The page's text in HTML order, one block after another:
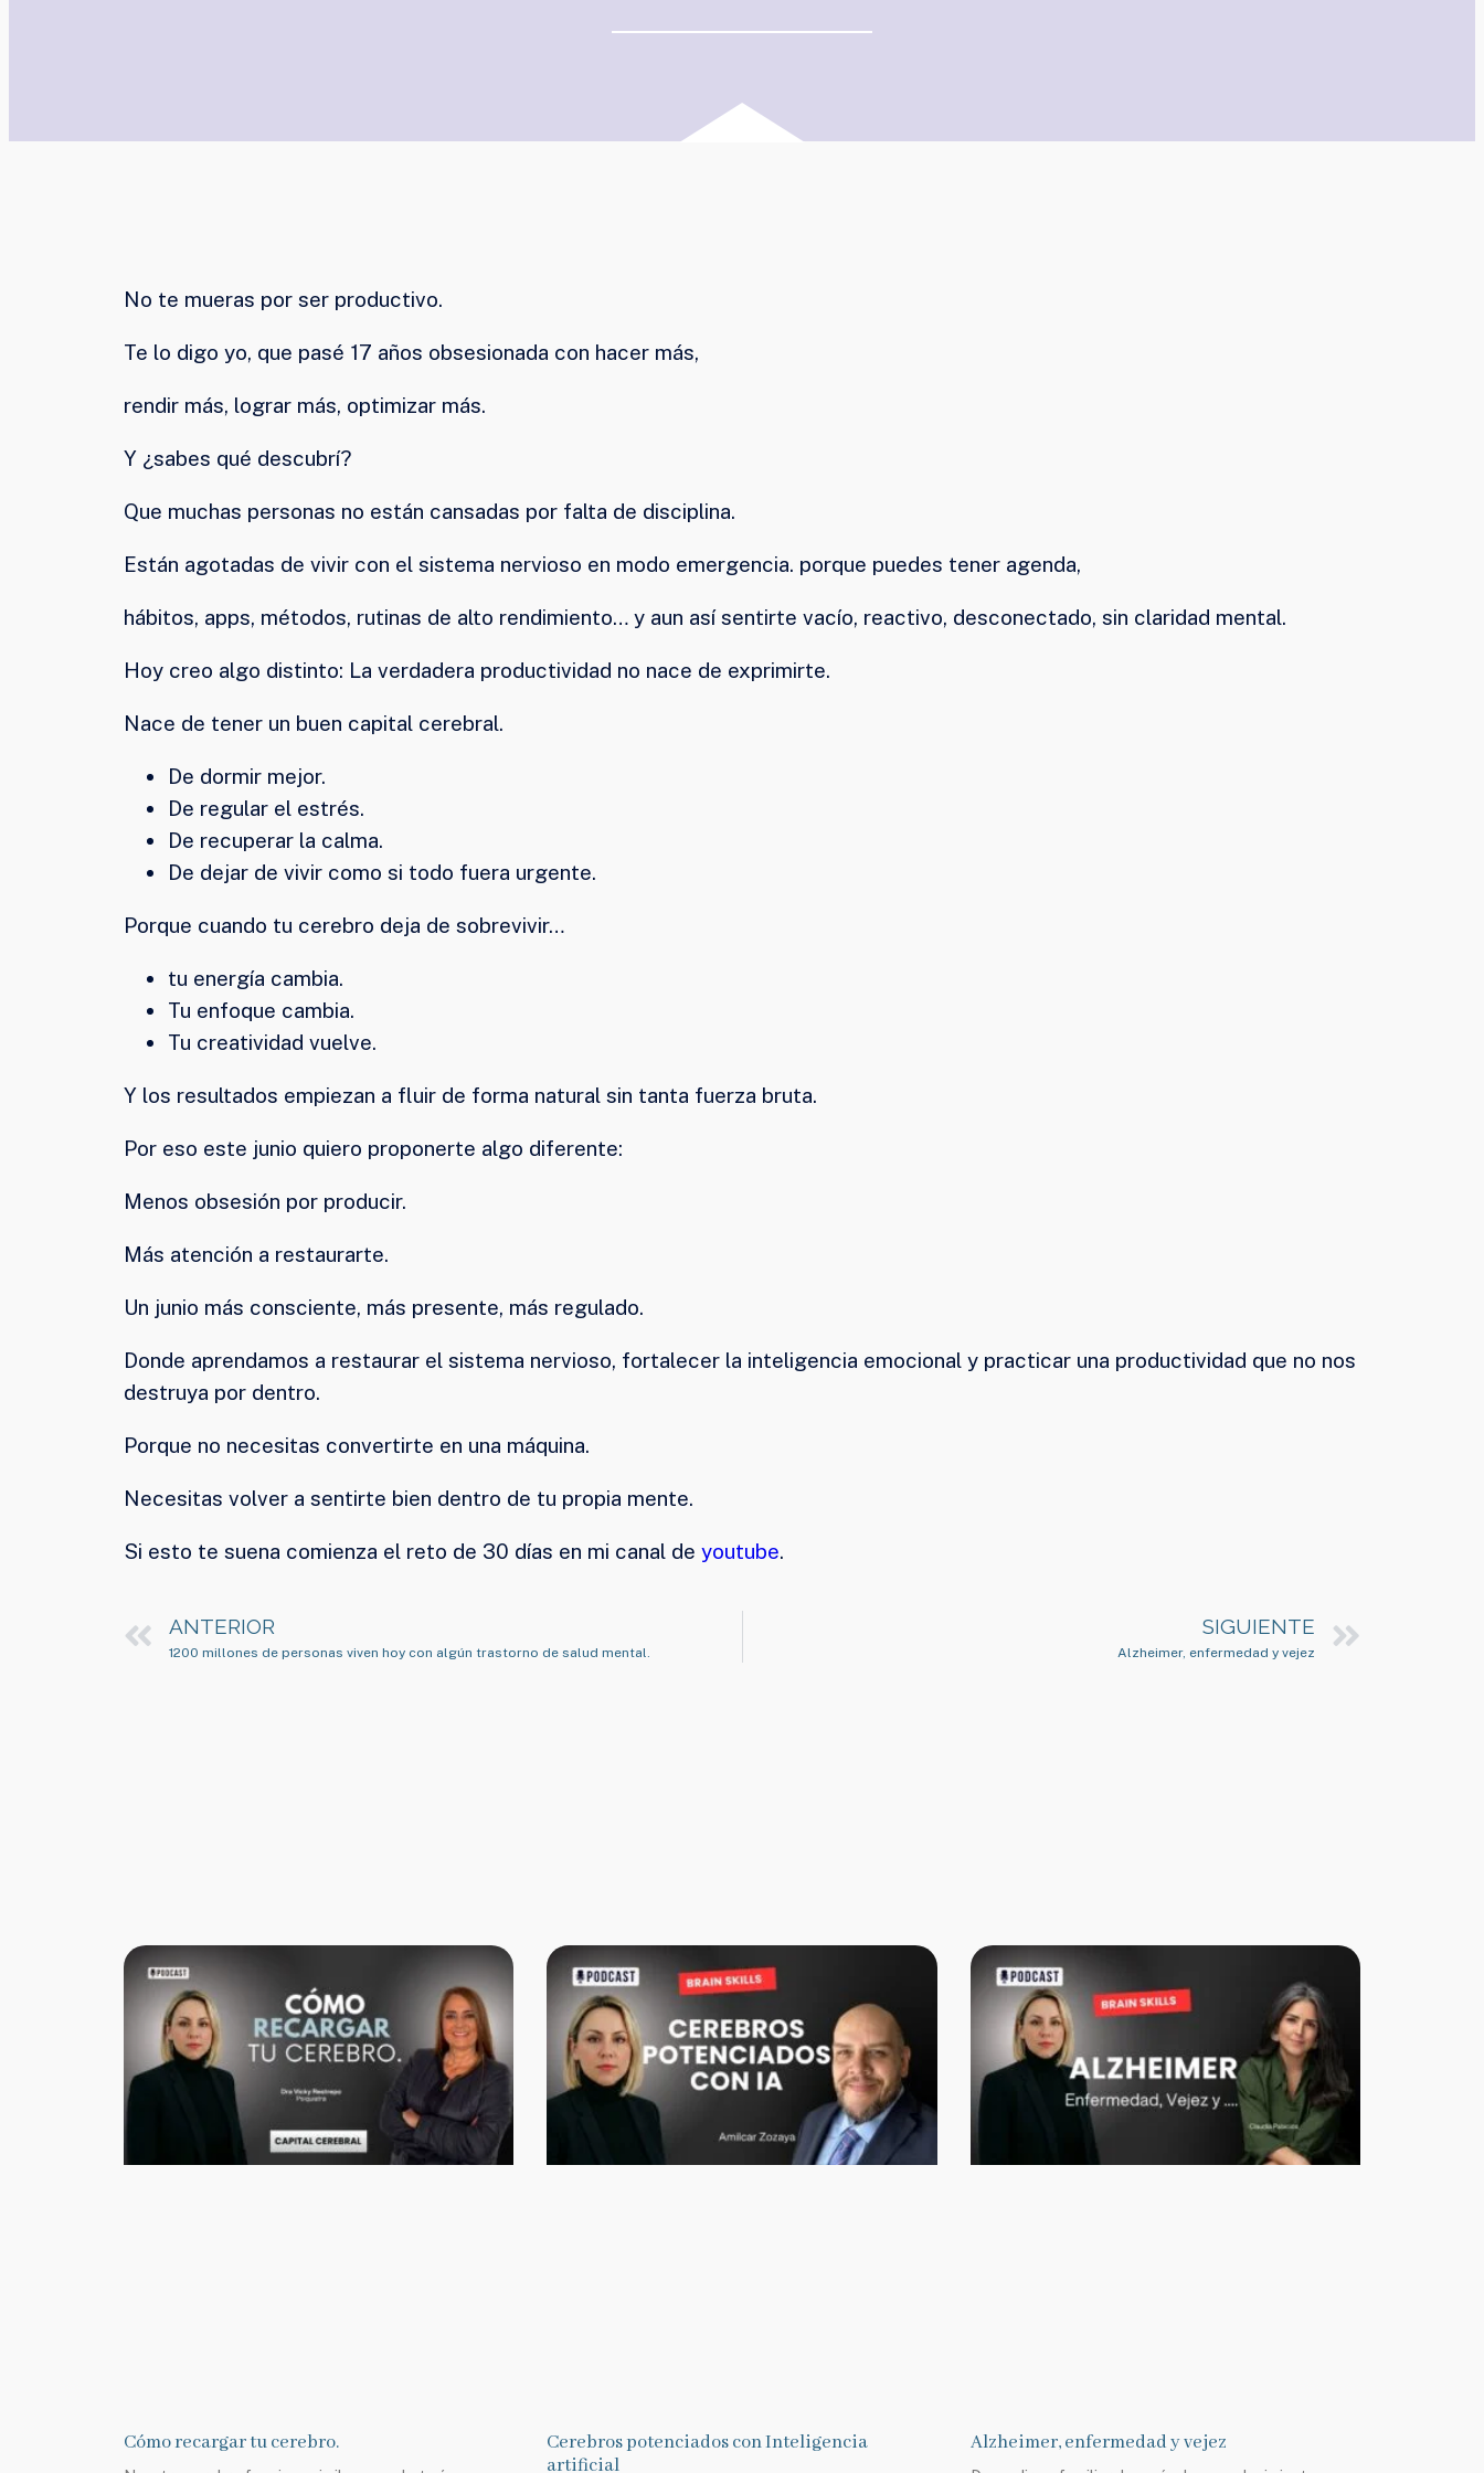
No te mueras por ser productivo.
Te lo digo yo, que pasé 17 años obsesionada con hacer más,
rendir más, lograr más, optimizar más.
Y ¿sabes qué descubrí?
Que muchas personas no están cansadas por falta de disciplina.
Están agotadas de vivir con el sistema nervioso en modo emergencia. porque puedes tener agenda,
hábitos, apps, métodos, rutinas de alto rendimiento… y aun así sentirte vacío, reactivo, desconectado, sin claridad mental.
Hoy creo algo distinto: La verdadera productividad no nace de exprimirte.
Nace de tener un buen capital cerebral.
De dormir mejor.
De regular el estrés.
De recuperar la calma.
De dejar de vivir como si todo fuera urgente.
Porque cuando tu cerebro deja de sobrevivir…
tu energía cambia.
Tu enfoque cambia.
Tu creatividad vuelve.
Y los resultados empiezan a fluir de forma natural sin tanta fuerza bruta.
Por eso este junio quiero proponerte algo diferente:
Menos obsesión por producir.
Más atención a restaurarte.
Un junio más consciente, más presente, más regulado.
Donde aprendamos a restaurar el sistema nervioso, fortalecer la inteligencia emocional y practicar una productividad que no nos
destruya por dentro.
Porque no necesitas convertirte en una máquina.
Necesitas volver a sentirte bien dentro de tu propia mente.
Si esto te suena comienza el reto de 30 días en mi canal de youtube.
ANTERIOR
1200 millones de personas viven hoy con algún trastorno de salud mental.
SIGUIENTE
Alzheimer, enfermedad y vejez
Cómo recargar tu cerebro.
Cerebros potenciados con Inteligencia
artificial
Alzheimer, enfermedad y vejez